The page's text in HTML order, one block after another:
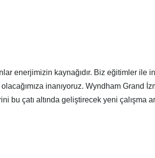
enerjimizin kaynağıdır. Biz eğitimler ile
inanıyoruz. Wyndham Grand
çatı altında geliştirecek yeni çalışma